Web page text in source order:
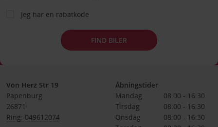
Jeg har en rabatkode
FIND BILER
Von Herz Str 19
Papenburg
26871
Ring: 049612074
Åbningstider
Mandag
08:00 - 16:30
Tirsdag
08:00 - 16:30
Onsdag
08:00 - 16:30